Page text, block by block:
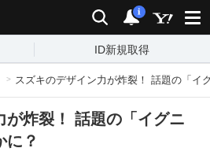
検索 通知
i
ID新規取得
スズキのデザイン力が炸裂！ 話題の「イ
が炸裂！ 話題の「イグニ
に？